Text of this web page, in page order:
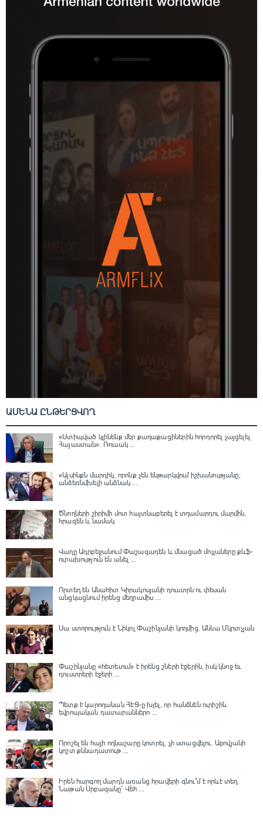
ԱՄԵՆԱ ԸՆԹԵՐՑՎՈՂ
«Ստիպված կլինենք մեր քաղաքացիներին հորդորել չայցելել
Հայաստան»․ Ռուսակ ...
«Այսինքն մարդիկ, որոնք չեն ենթարկվում իշխանությանը,
անձեռնմխելի անձնակ ...
Ծնողների շիրիմի մոտ հայտնաբերել է տղամարդու մարմին,
հրազեն և նամակ
Վաղը Ադրբեջանում Փաշազադեն և մնացած մոլլաները քևֆ-
ուրախություն են անել ...
Որտեղ են Անահիտ Կիրակոսյանի դուստրն ու փեսան
անցկացնում իրենց մեղրամիս ...
Սա ստորություն է Նիկոլ Փաշինյանի կողմից․ Աննա Մկրտչյան
Փաշինյանը «հետեւում» է իրենց շների էջերին, իսկ կնոջ եւ
դուստրերի էջերի ...
Պետք է կարողանան ՀԷՑ-ը խլել, որ հանձնեն ուրիշին.
եվրոպական դատարաններո ...
Որոշել են հայի ողնաշարը կոտրել, չի ստացվելու․ Աբովյանի
կոշտ քննադատութ ...
Իրեն հարգող մարդն առանց հրավերի գնու՞մ է որևէ տեղ.
Նաթան Սրբազանը՝ Վեհ ...